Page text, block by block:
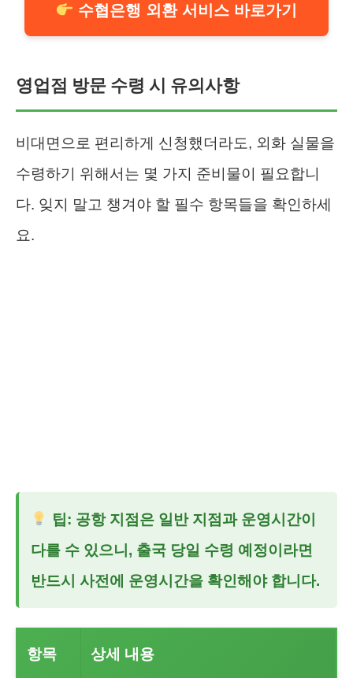
수협은행 외환 서비스 바로가기
영업점 방문 수령 시 유의사항
비대면으로 편리하게 신청했더라도, 외화 실물을
수령하기 위해서는 몇 가지 준비물이 필요합니
다. 잊지 말고 챙겨야 할 필수 항목들을 확인하세
요.
팁: 공항 지점은 일반 지점과 운영시간이
다를 수 있으니, 출국 당일 수령 예정이라면
반드시 사전에 운영시간을 확인해야 합니다.
항목 상세 내용